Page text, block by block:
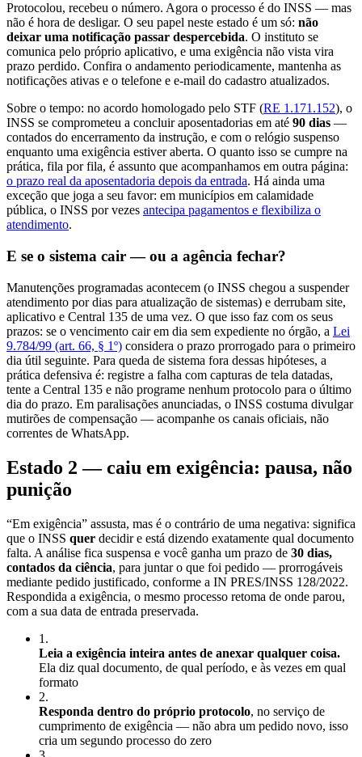
Protocolou, recebeu o número. Agora o processo é do INSS — mas
não é hora de desligar. O seu papel neste estado é um só: não
deixar uma notificação passar despercebida. O instituto se
comunica pelo próprio aplicativo, e uma exigência não vista vira
prazo perdido. Confira o andamento periodicamente, mantenha as
notificações ativas e o telefone e e-mail do cadastro atualizados.
Sobre o tempo: no acordo homologado pelo STF (RE 1.171.152), o
INSS se comprometeu a concluir aposentadorias em até 90 dias —
contados do encerramento da instrução, e com o relógio suspenso
enquanto uma exigência estiver aberta. O quanto isso se cumpre na
prática, fila por fila, é assunto que acompanhamos em outra página:
o prazo real da aposentadoria depois da entrada. Há ainda uma
exceção que joga a seu favor: em municípios em calamidade
pública, o INSS por vezes antecipa pagamentos e flexibiliza o
atendimento.
E se o sistema cair — ou a agência fechar?
Manutenções programadas acontecem (o INSS chegou a suspender
atendimento por dias para atualização de sistemas) e derrubam site,
aplicativo e Central 135 de uma vez. O que isso faz com os seus
prazos: se o vencimento cair em dia sem expediente no órgão, a Lei
9.784/99 (art. 66, § 1º) considera o prazo prorrogado para o primeiro
dia útil seguinte. Para queda de sistema fora dessas hipóteses, a
prática defensiva é: registre a falha com capturas de tela datadas,
tente a Central 135 e não programe nenhum protocolo para o último
dia do prazo. Em paralisações anunciadas, o INSS costuma divulgar
mutirões de compensação — acompanhe os canais oficiais, não
correntes de WhatsApp.
Estado 2 — caiu em exigência: pausa, não
punição
“Em exigência” assusta, mas é o contrário de uma negativa: significa
que o INSS quer decidir e está dizendo exatamente qual documento
falta. A análise fica suspensa e você ganha um prazo de 30 dias,
contados da ciência, para juntar o que foi pedido — prorrogáveis
mediante pedido justificado, conforme a IN PRES/INSS 128/2022.
Respondida a exigência, o mesmo processo retoma de onde parou,
com a sua data de entrada preservada.
1 .
Leia a exigência inteira antes de anexar qualquer coisa.
Ela diz qual documento, de qual período, e às vezes em qual
formato
2.
Responda dentro do próprio protocolo, no serviço de
cumprimento de exigência — não abra um pedido novo, isso
cria um segundo processo do zero